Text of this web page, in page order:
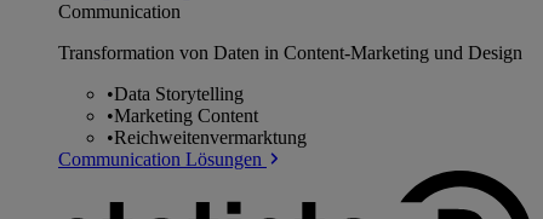
Communication
Transformation von Daten in Content-Marketing und Design
•Data Storytelling
•Marketing Content
•Reichweitenvermarktung
Communication Lösungen